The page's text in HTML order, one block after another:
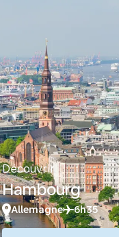
Découvrir
Hambourg
Allemagne 6h35